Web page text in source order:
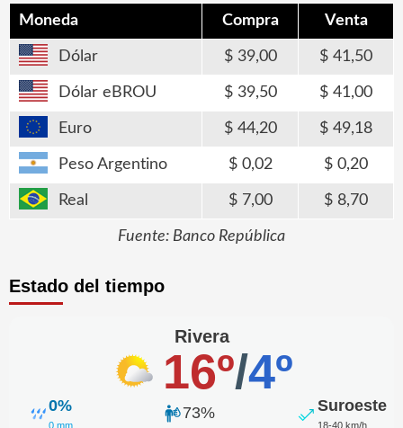
Moneda Compra Venta
Dólar 39,00 41,50
Dólar eBROU 39,50 41,00
Euro 44,20 49,18
Peso Argentino 0,02 0,20
Real 7,00 8,70
Fuente: Banco República
Estado del tiempo
Rivera
16º/4º
0%
0 mm
73% Suroeste
18-40 km/h